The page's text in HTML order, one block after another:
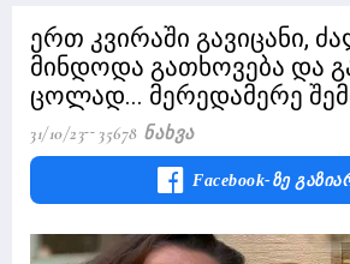
ერთ კვირაში გავიცანი,
მინდოდა გათხოვება და
ცოლად... მერედამერე
31/10/23 35678 Ნახვა
Facebook-Ზე